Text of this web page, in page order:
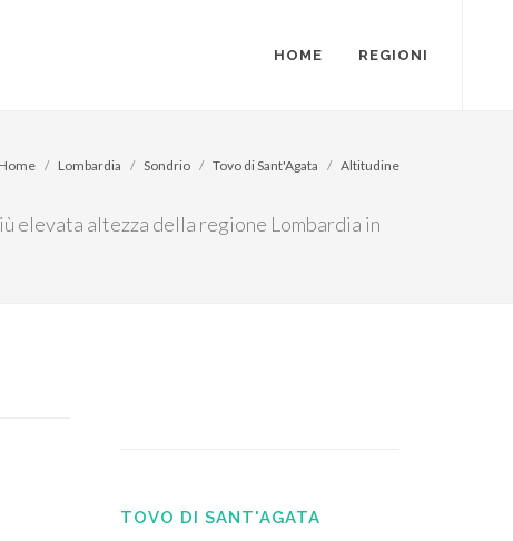
HOME REGIONI
elevata altezza della regione Lombardia in
Home Lombardia Sondrio Tovo di Sant'Agata Altitudine
TOVO DI SANT'AGATA